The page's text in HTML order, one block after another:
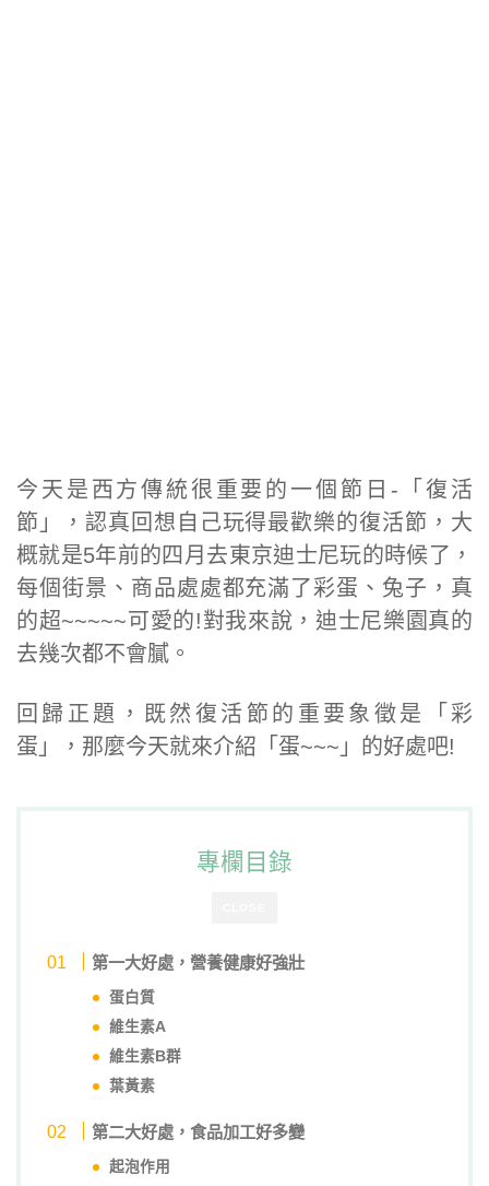
今天是西方傳統很重要的一個節日-「復活
節」，認真回想自己玩得最歡樂的復活節，大
概就是5年前的四月去東京迪士尼玩的時候了，
每個街景、商品處處都充滿了彩蛋、兔子，真
的超~~~~~可愛的!對我來說，迪士尼樂園真的
去幾次都不會膩。
回歸正題，既然復活節的重要象徵是「彩
蛋」，那麼今天就來介紹「蛋~~~」的好處吧!
專欄目錄
第一大好處，營養健康好強壯
蛋白質
維生素A
維生素B群
葉黃素
第二大好處，食品加工好多變
起泡作用